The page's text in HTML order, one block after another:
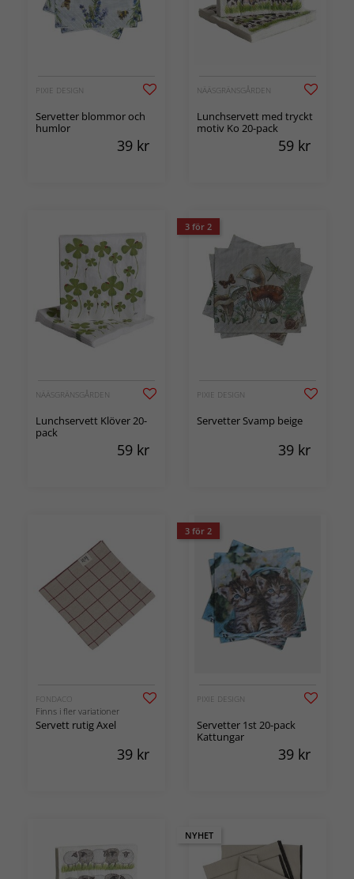
PIXIE DESIGN
Servetter blommor och
humlor
39 kr
NÄÄSGRÄNSGÅRDEN
Lunchservett med tryckt
motiv Ko 20-pack
59 kr
NÄÄSGRÄNSGÅRDEN
Lunchservett Klöver 20-
pack
59 kr
3 för 2
PIXIE DESIGN
Servetter Svamp beige
39 kr
FONDACO
Finns i fler variationer
Servett rutig Axel
39 kr
3 för 2
PIXIE DESIGN
Servetter 1st 20-pack
Kattungar
39 kr
NYHET